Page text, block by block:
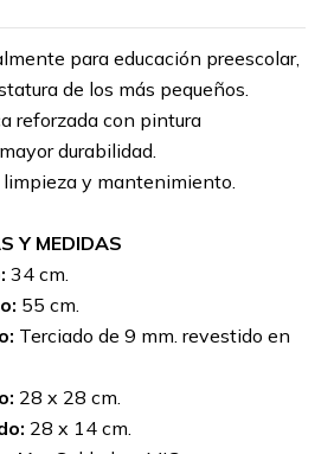
para educación preescolar,
de los más pequeños.
reforzada con pintura
durabilidad.
y mantenimiento.
Y MEDIDAS
34 cm.
55 cm.
Terciado de 9 mm. revestido en
28 x 28 cm.
28 x 14 cm.